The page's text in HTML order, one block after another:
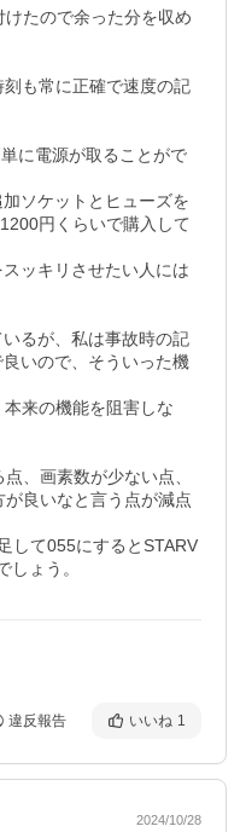
たので余った分を収め
も常に正確で速度の記
に電源が取ることがで
ソケットとヒューズを
円くらいで購入して
ッキリさせたい人には
るが、私は事故時の記
いので、そういった機
来の機能を阻害しな
、画素数が少ない点、
良いなと言う点が減点
して055にするとSTARV
しょう。
違反報告 いいね 1
2024/10/28